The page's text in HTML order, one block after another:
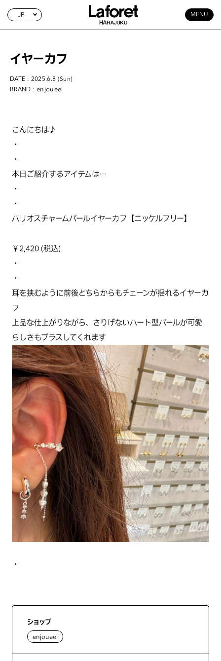
JP MENU
イヤーカフ
DATE : 2025.6.8 (Sun)
BRAND : enjoueel
こんにちは♪
・
・
本日ご紹介するアイテムは…
・
・
バリオスチャームパールイヤーカフ【ニッケルフリー】
￥2,420 (税込)
・
・
耳を挟むように前後どちらからもチェーンが揺れるイヤーカ
フ
上品な仕上がりながら、さりげないハート型パールが可愛
らしさもプラスしてくれます
・
ショップ
enjoueel